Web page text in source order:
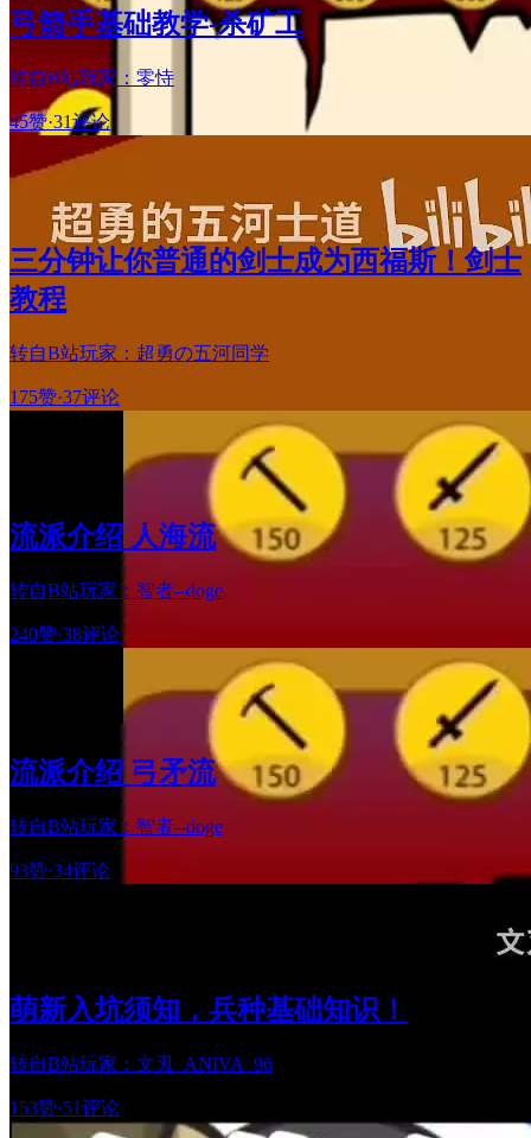
弓箭手基础教学-杀矿工
转自B站玩家：零恃
45赞·31评论
三分钟让你普通的剑士成为西福斯！剑士
教程
转自B站玩家：超勇の五河同学
175赞·37评论
流派介绍 人海流
转自B站玩家：智者--doge
240赞·38评论
流派介绍 弓矛流
转自B站玩家：智者--doge
93赞·34评论
萌新入坑须知，兵种基础知识！
转自B站玩家：文刄_ANIVA_96
153赞·51评论